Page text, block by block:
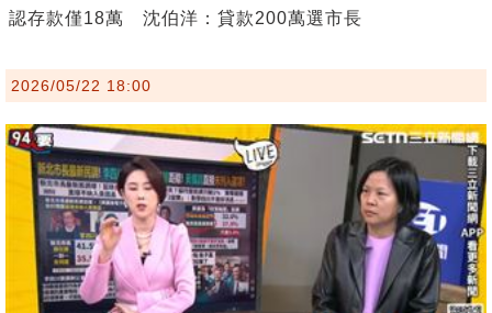
認存款僅18萬 沈伯洋：貸款200萬選市長
2026/05/22 18:00